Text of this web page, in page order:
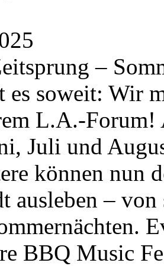
–
es soweit: Wir
L.A.-
Juli und
können nun
ausleben –
BBQ Music